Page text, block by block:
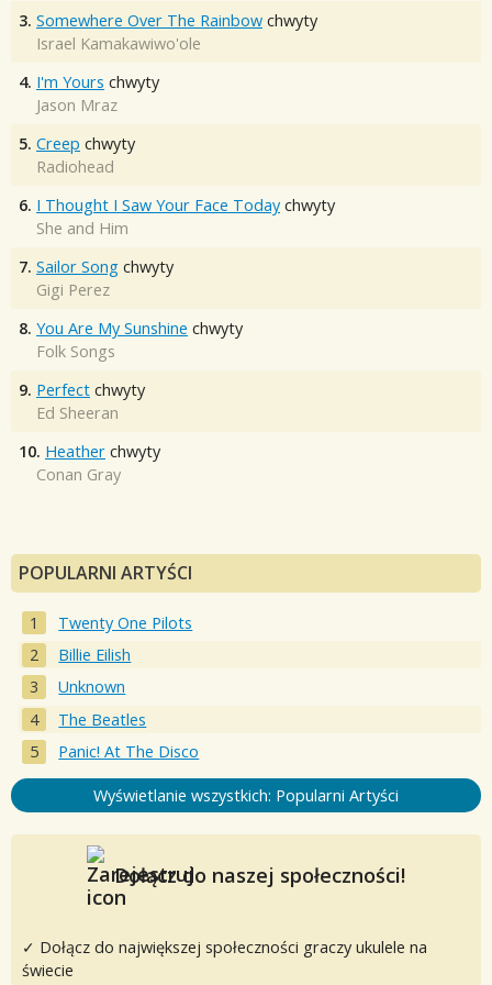
3. Somewhere Over The Rainbow chwyty
Israel Kamakawiwo'ole
4. I'm Yours chwyty
Jason Mraz
5. Creep chwyty
Radiohead
6. I Thought I Saw Your Face Today chwyty
She and Him
7. Sailor Song chwyty
Gigi Perez
8. You Are My Sunshine chwyty
Folk Songs
9. Perfect chwyty
Ed Sheeran
10. Heather chwyty
Conan Gray
POPULARNI ARTYŚCI
Twenty One Pilots
Billie Eilish
Unknown
The Beatles
Panic! At The Disco
Wyświetlanie wszystkich: Popularni Artyści
Dołącz do naszej społeczności!
✓ Dołącz do największej społeczności graczy ukulele na
świecie